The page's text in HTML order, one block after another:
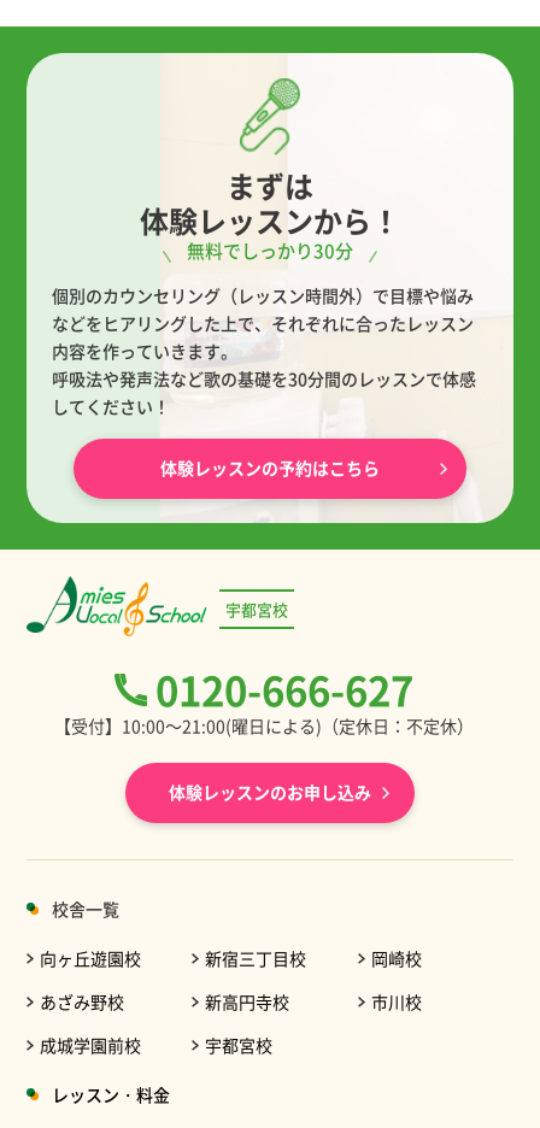
まずは
体験レッスンから！
無料でしっかり30分
個別のカウンセリング（レッスン時間外）で目標や悩み
などをヒアリングした上で、 それぞれに合ったレッスン
内容を作っていきます。
呼吸法や発声法など歌の基礎を30分間のレッスンで体感
してください！
体験レッスンの予約はこちら
宇都宮校
0120-666-627
【受付】10:00～21:00(曜日による)（定休日：不定休）
体験レッスンのお申し込み
校舎一覧
向ヶ丘遊園校
あざみ野校
成城学園前校
新宿三丁目校
新高円寺校
宇都宮校
岡崎校
市川校
レッスン・料金